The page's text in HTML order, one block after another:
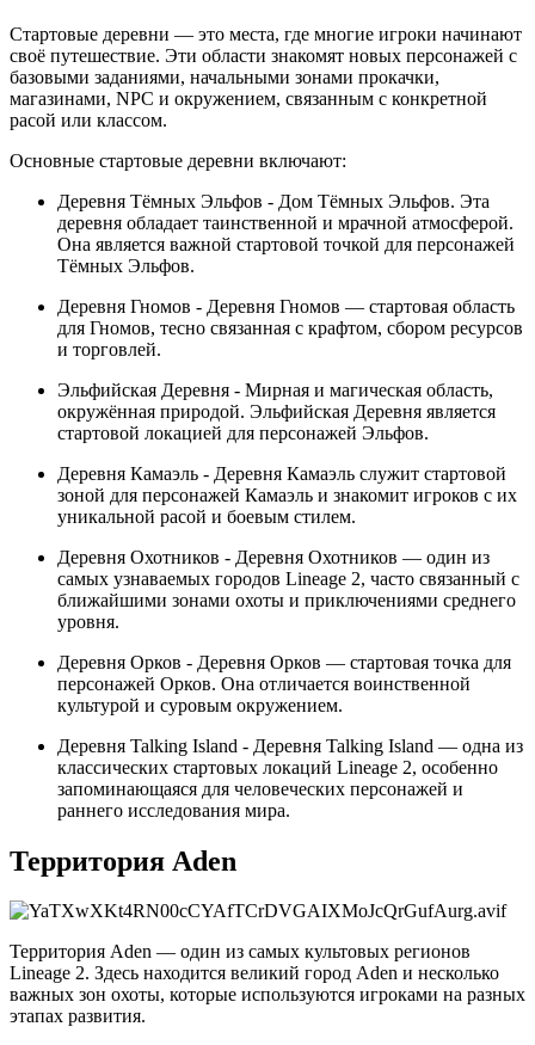
Стартовые деревни — это места, где многие игроки начинают
своё путешествие. Эти области знакомят новых персонажей с
базовыми заданиями, начальными зонами прокачки,
магазинами, NPC и окружением, связанным с конкретной
расой или классом.
Основные стартовые деревни включают:
Деревня Тёмных Эльфов - Дом Тёмных Эльфов. Эта
деревня обладает таинственной и мрачной атмосферой.
Она является важной стартовой точкой для персонажей
Тёмных Эльфов.
Деревня Гномов - Деревня Гномов — стартовая область
для Гномов, тесно связанная с крафтом, сбором ресурсов
и торговлей.
Эльфийская Деревня - Мирная и магическая область,
окружённая природой. Эльфийская Деревня является
стартовой локацией для персонажей Эльфов.
Деревня Камаэль - Деревня Камаэль служит стартовой
зоной для персонажей Камаэль и знакомит игроков с их
уникальной расой и боевым стилем.
Деревня Охотников - Деревня Охотников — один из
самых узнаваемых городов Lineage 2, часто связанный с
ближайшими зонами охоты и приключениями среднего
уровня.
Деревня Орков - Деревня Орков — стартовая точка для
персонажей Орков. Она отличается воинственной
культурой и суровым окружением.
Деревня Talking Island - Деревня Talking Island — одна из
классических стартовых локаций Lineage 2, особенно
запоминающаяся для человеческих персонажей и
раннего исследования мира.
Территория Aden
Территория Aden — один из самых культовых регионов
Lineage 2. Здесь находится великий город Aden и несколько
важных зон охоты, которые используются игроками на разных
этапах развития.